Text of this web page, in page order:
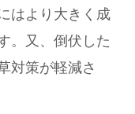
はより大きく成
。又、倒伏した
対策が軽減さ